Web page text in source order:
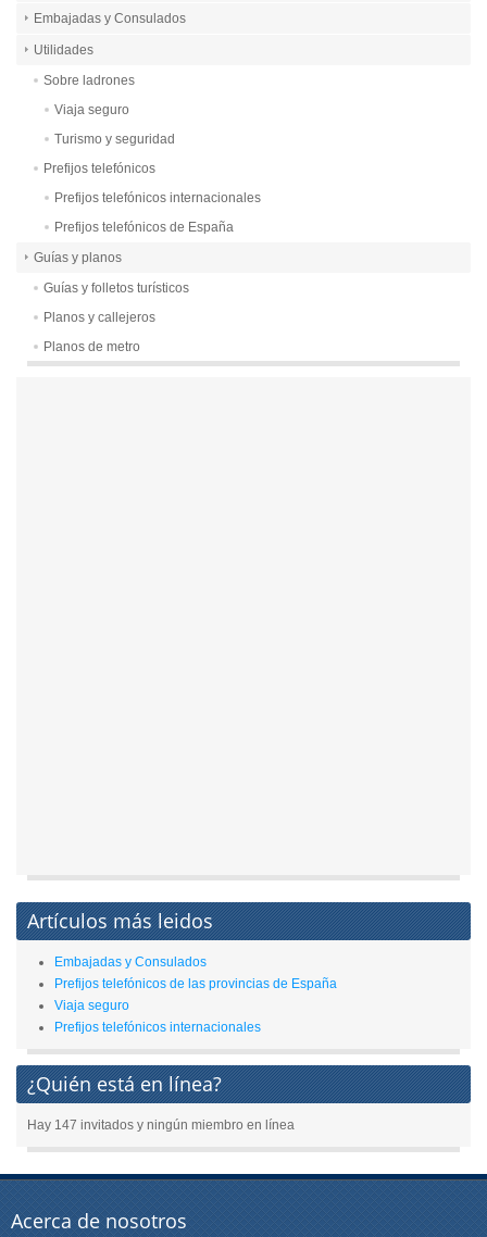
Embajadas y Consulados
Utilidades
Sobre ladrones
Viaja seguro
Turismo y seguridad
Prefijos telefónicos
Prefijos telefónicos internacionales
Prefijos telefónicos de España
Guías y planos
Guías y folletos turísticos
Planos y callejeros
Planos de metro
Artículos más leidos
Embajadas y Consulados
Prefijos telefónicos de las provincias de España
Viaja seguro
Prefijos telefónicos internacionales
¿Quién está en línea?
Hay 147 invitados y ningún miembro en línea
Acerca de nosotros